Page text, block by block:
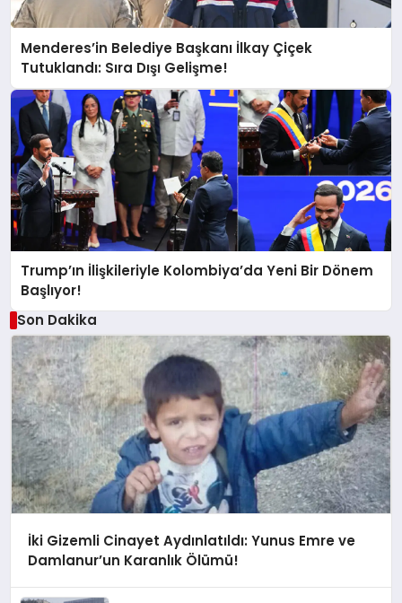
Menderes’in Belediye Başkanı İlkay Çiçek
Tutuklandı: Sıra Dışı Gelişme!
Trump’ın İlişkileriyle Kolombiya’da Yeni Bir Dönem
Başlıyor!
Son Dakika
İki Gizemli Cinayet Aydınlatıldı: Yunus Emre ve
Damlanur’un Karanlık Ölümü!